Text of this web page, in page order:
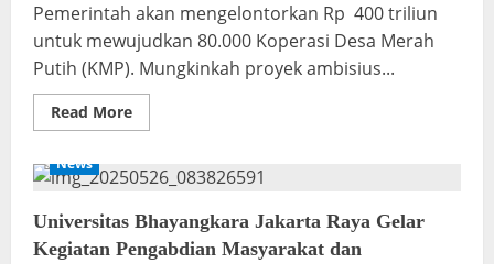
Pemerintah akan mengelontorkan Rp 400 triliun
untuk mewujudkan 80.000 Koperasi Desa Merah
Putih (KMP). Mungkinkah proyek ambisius...
Read MoreRead
more
PROYEK
AMBISIUS
News
Universitas Bhayangkara Jakarta Raya Gelar
Kegiatan Pengabdian Masyarakat dan